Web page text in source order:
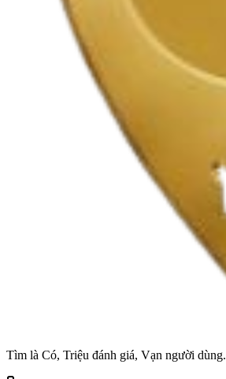
Tìm là Có, Triệu đánh giá, Vạn người dùng.